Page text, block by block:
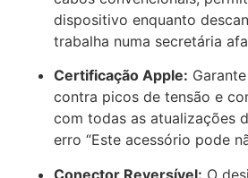
dispositivo enquanto
trabalha numa secretária
Certificação Apple:
contra picos de tensão e
com todas as atualizações
erro “Este acessório pode
Conector Reversível: O